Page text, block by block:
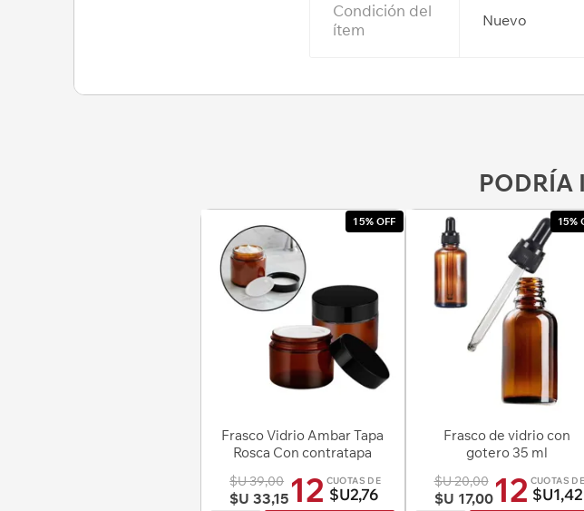
Condición del
ítem
Nuevo
PODRÍA
15% OFF
Frasco Vidrio Ambar Tapa
Rosca Con contratapa
$U 39,00
$U 33,15 12 CUOTAS DE
$U2,76
15%
Frasco de vidrio con
gotero 35 ml
$U 20,00
$U 17,0012 CUOTAS DE
$U1,42